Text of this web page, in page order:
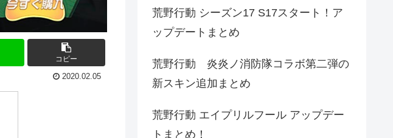
コピー
2020.02.05
荒野行動 シーズン17 S17スタート！ア
ップデートまとめ
荒野行動 炎炎ノ消防隊コラボ第二弾の
新スキン追加まとめ
荒野行動 エイプリルフール アップデー
トまとめ！